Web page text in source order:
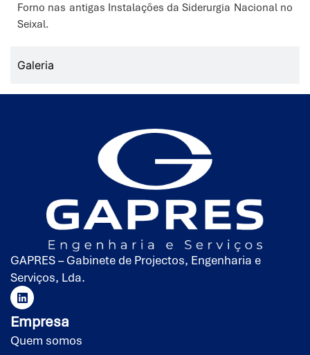
Galeria
Forno nas antigas Instalações da Siderurgia Nacional no
Seixal.
GAPRES – Gabinete de Projectos, Engenharia e
Serviços, Lda.
Empresa
Quem somos